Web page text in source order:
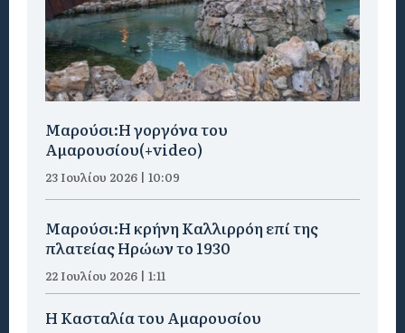
Μαρούσι:H γοργόνα του
Αμαρουσίου(+video)
23 Ιουλίου 2026 | 10:09
Μαρούσι:Η κρήνη Καλλιρρόη επί της
πλατείας Ηρώων το 1930
22 Ιουλίου 2026 | 1:11
Η Κασταλία του Αμαρουσίου